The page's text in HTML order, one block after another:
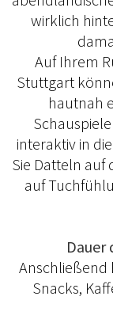
wirklich
Auf Ihrem
Stuttgart
hautnah
interaktiv in
Sie Datteln auf
auf
Dauer
Anschließend
Snacks,